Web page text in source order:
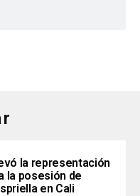
la representación
la posesión de
en Cali